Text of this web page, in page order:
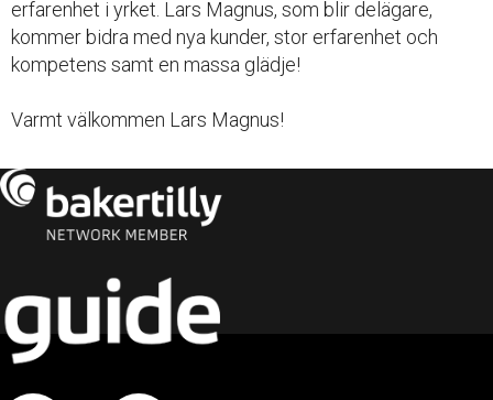
erfarenhet i yrket. Lars Magnus, som blir delägare,
kommer bidra med nya kunder, stor erfarenhet och
kompetens samt en massa glädje!
Varmt välkommen Lars Magnus!